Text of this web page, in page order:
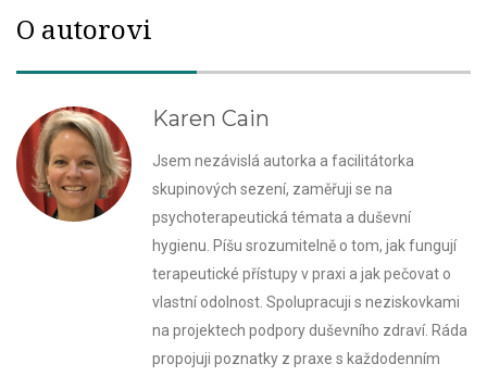
O autorovi
Karen Cain
Jsem nezávislá autorka a facilitátorka
skupinových sezení, zaměřuji se na
psychoterapeutická témata a duševní
hygienu. Píšu srozumitelně o tom, jak fungují
terapeutické přístupy v praxi a jak pečovat o
vlastní odolnost. Spolupracuji s neziskovkami
na projektech podpory duševního zdraví. Ráda
propojuji poznatky z praxe s každodenním